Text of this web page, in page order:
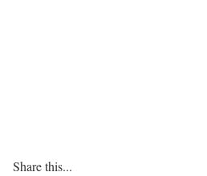
Share this...